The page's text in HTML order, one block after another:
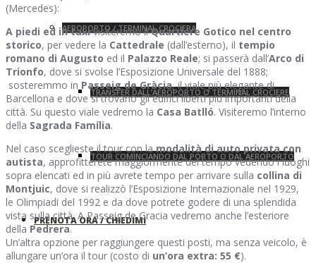
AEROPORTO / TERMINAL CROCIERA
TRANSFER DALL’AEROPORTO O TERMINAL CROCIERE
TOUR COMINCIANDO DAL PORTO O DAL AEROPORTO
PRENOTA ORA / CHIEDIMI
(Mercedes):
A piedi ed in taxivisiteremo ilQuartiere Gotico nel centro
storico, per vedere la Cattedrale (dall’esterno), il tempio
romano di Augusto ed il Palazzo Reale; si passerà dall’Arco di
Trionfo, dove si svolse l’Esposizione Universale del 1888;
sosteremmo in Passeig de Gràcia, il viale più elegante di
Barcellona e dove si trovano gli edifici liberti più importanti della
città. Su questo viale vedremo la Casa Batlló. Visiteremo l’interno
della Sagrada Família.
Nel caso sceglieste il tour con lamodalità di auto privata con
autista, approfitterete maggiormente del tempo vedendo i luoghi
sopra elencati ed in più avrete tempo per arrivare sulla collina di
Montjuic, dove si realizzò l’Esposizione Internazionale nel 1929,
le Olimpiadi del 1992 e da dove potrete godere di una splendida
vista sulla città. A Passeig de Gracia vedremo anche l’esteriore
della Pedrera.
Un’altra opzione per raggiungere questi posti, ma senza veicolo, è
allungare un’ora il tour (costo di un’ora extra: 55 €).